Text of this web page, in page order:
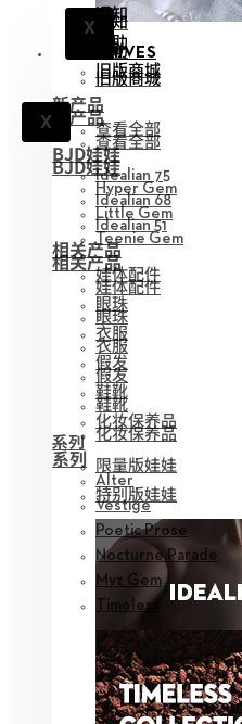
ARCHIVES
X
X
通知
帮助
旧版商城
新产品
查看全部
BJD娃娃
Idealian 75
Idealian 68
Idealian 51
相关产品
娃体配件
眼珠
衣服
假发
鞋靴
化妆保养品
系列
限量版娃娃
特别版娃娃
X
通知
帮助
旧版商城
新产品
查看全部
BJD娃娃
Hyper Gem
Little Gem
Teenie Gem
相关产品
娃体配件
眼珠
衣服
假发
鞋靴
化妆保养品
系列
Alter
Vestige
Poetic Prose
Nocturne Parade
Myz Gem
Timeless